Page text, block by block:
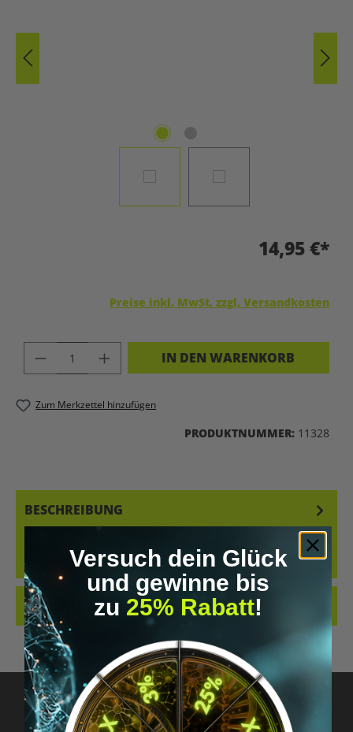
14,95 €*
Preise inkl. MwSt. zzgl. Versandkosten
PRODUKT ANZAHL: GIB DEN
IN DEN WARENKORB
Zum Merkzettel hinzufügen
PRODUKTNUMMER: 11328
BESCHREIBUNG
PERUVIANUS AUS KONTROLLIERTER KULTIVIERUNG. IDEAL FÜR
BOTANISCHE SAMMLUNGEN UND…MEHR
BEWERTUNGEN
Versuch dein Glück
und gewinne bis
zu 25% Rabatt!